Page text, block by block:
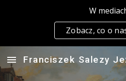
W
Zobacz, co o
Franciszek Salezy